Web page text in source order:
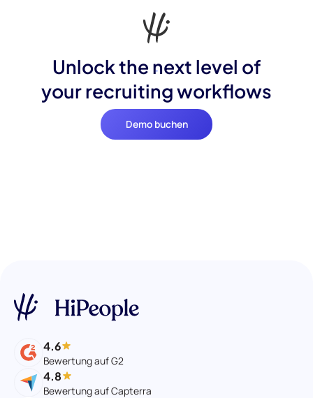
Unlock the next level of
your recruiting workflows
Demo buchen
4.6
Bewertung auf G2
4.8
Bewertung auf Capterra